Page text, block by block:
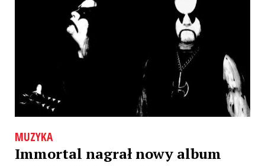
MUZYKA
Immortal nagrał nowy album